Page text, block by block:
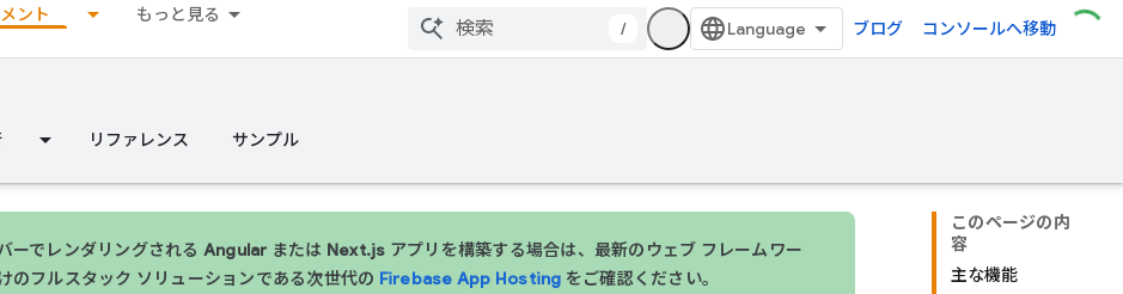
ント もっと見る
/ ブログ コンソールへ移動
リファレンス サンプル
このページの内
容
主な機能
ーでレンダリングされる Angular または Next.js アプリを構築する場合は、最新のウェブ フレームワー
のフルスタック ソリューションである次世代の Firebase App Hosting をご確認ください。